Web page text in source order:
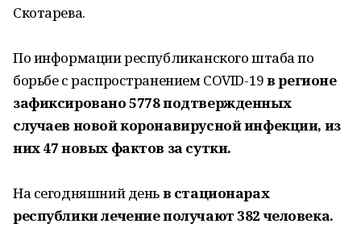
Скотарева.
По информации республиканского штаба по
борьбе с распространением COVID-19в регионе
зафиксировано 5778 подтвержденных
случаев новой коронавирусной инфекции, из
них 47 новых фактов за сутки.
На сегодняшний деньв стационарах
республики лечение получают 382 человека.